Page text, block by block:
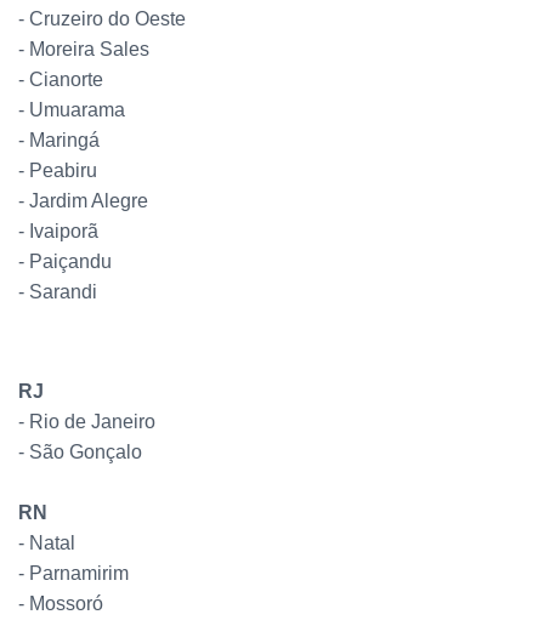
- Cruzeiro do Oeste
- Moreira Sales
- Cianorte
- Umuarama
- Maringá
- Peabiru
- Jardim Alegre
- Ivaiporã
- Paiçandu
- Sarandi
RJ
- Rio de Janeiro
- São Gonçalo
RN
- Natal
- Parnamirim
- Mossoró